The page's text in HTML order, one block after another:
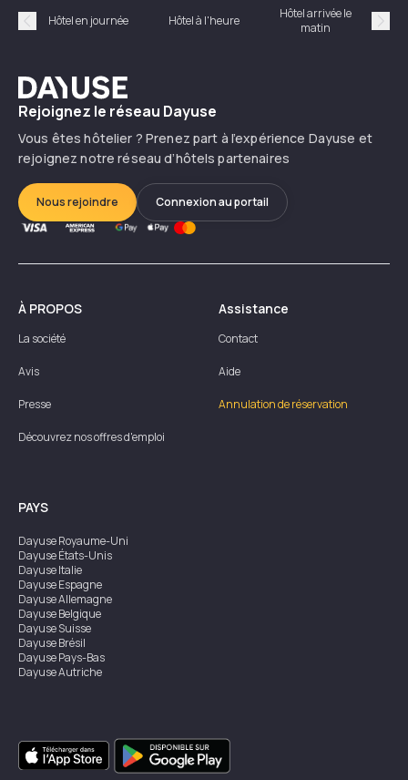
Précédent
Hôtel en journée Hôtel à l'heure
Hôtel arrivée le
matin
Dayuse
Rejoignez le réseau Dayuse
Vous êtes hôtelier ? Prenez part à l’expérience Dayuse et
rejoignez notre réseau d’hôtels partenaires
Nous rejoindre Connexion au portail
À PROPOS
La société
Avis
Presse
Découvrez nos offres d'emploi
Assistance
Contact
Aide
Annulation de réservation
PAYS
DayuseRoyaume-Uni
DayuseÉtats-Unis
DayuseItalie
DayuseEspagne
DayuseAllemagne
DayuseBelgique
DayuseSuisse
DayuseBrésil
DayusePays-Bas
DayuseAutriche
DayuseSingapour
DayuseSuède
DayuseThaïlande